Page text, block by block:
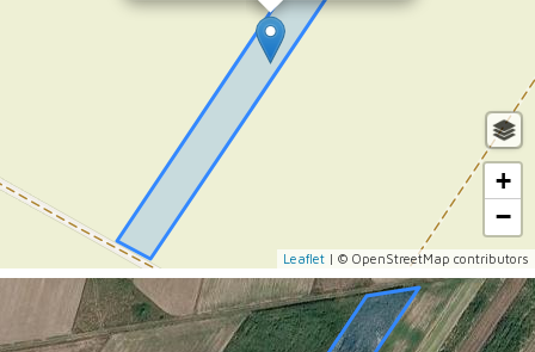
+
−
Leaflet | © OpenStreetMap contributors